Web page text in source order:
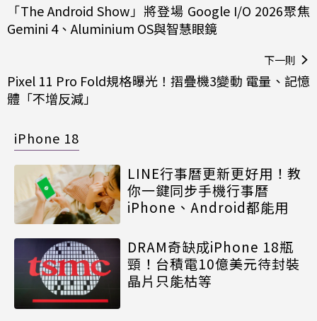
「The Android Show」將登場 Google I/O 2026聚焦
Gemini 4、Aluminium OS與智慧眼鏡
下一則
Pixel 11 Pro Fold規格曝光！摺疊機3變動 電量、記憶
體「不增反減」
iPhone 18
LINE行事曆更新更好用！教
你一鍵同步手機行事曆
iPhone、Android都能用
DRAM奇缺成iPhone 18瓶
頸！台積電10億美元待封裝
晶片只能枯等